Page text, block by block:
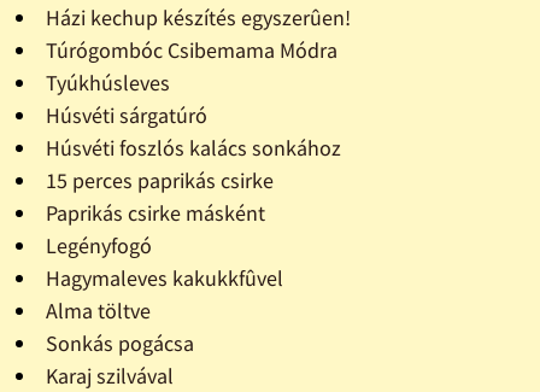
Házi kechup készítés egyszerûen!
Túrógombóc Csibemama Módra
Tyúkhúsleves
Húsvéti sárgatúró
Húsvéti foszlós kalács sonkához
15 perces paprikás csirke
Paprikás csirke másként
Legényfogó
Hagymaleves kakukkfûvel
Alma töltve
Sonkás pogácsa
Karaj szilvával